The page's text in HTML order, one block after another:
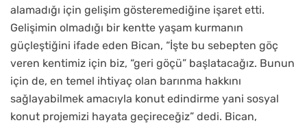
alamadığı için gelişim gösteremediğine işaret etti.
Gelişimin olmadığı bir kentte yaşam kurmanın
güçleştiğini ifade eden Bican, “İşte bu sebepten göç
veren kentimiz için biz, “geri göçü” başlatacağız. Bunun
için de, en temel ihtiyaç olan barınma hakkını
sağlayabilmek amacıyla konut edindirme yani sosyal
konut projemizi hayata geçireceğiz” dedi. Bican,